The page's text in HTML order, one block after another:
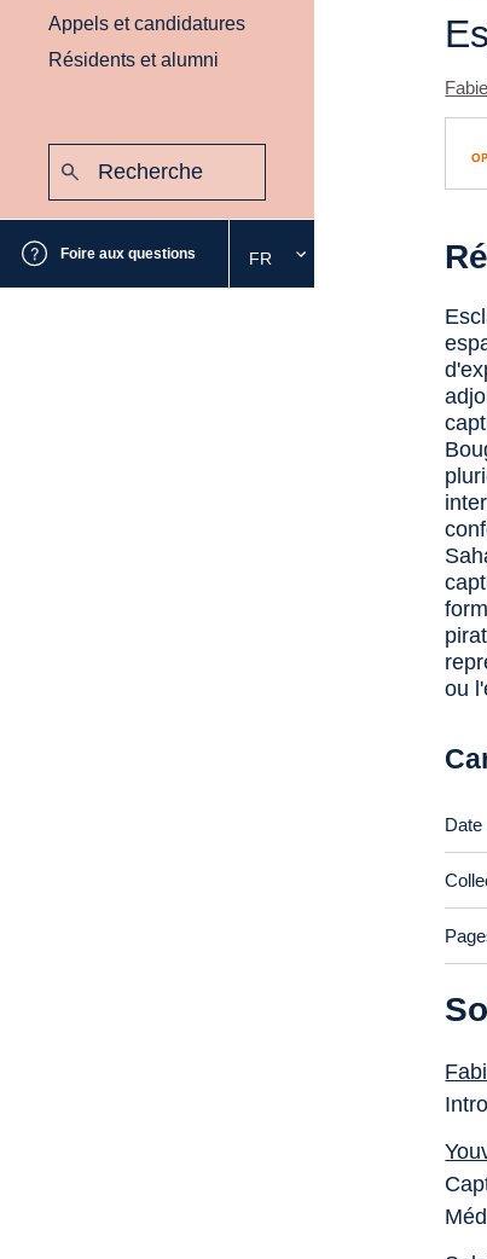
Appels et candidatures
Résidents et alumni
Foire aux questions
Sélectionnez
la
FR
ou
Date